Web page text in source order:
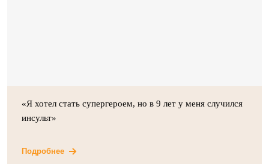
«Я хотел стать супергероем, но в 9 лет у меня случился
инсульт»
Подробнее